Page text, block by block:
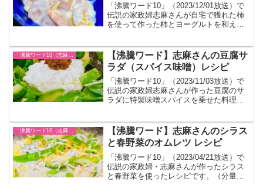
「沸騰ワード10」（2023/12/01放送）で
伝説の家政婦志麻さんが自宅で獲れた柿
を使って作った柿とヨーグルトを和える
【沸騰ワード】志麻さんの豆腐サ
ラダ（スパイス味噌）レシピ
「沸騰ワード10」（2023/11/03放送）で
伝説の家政婦志麻さんが作った豆腐のサ
ラダに特製味噌スパイスを乗せた料理の
「沸騰ワード10（志麻さん）」レシピまとめ
【沸騰ワード】志麻さんのシラス
と春野菜のオムレツ レシピ
「沸騰ワード10」（2023/04/21放送）で
伝説の家政婦・志麻さんが作ったシラス
と春野菜を使ったレシピです。（分量は